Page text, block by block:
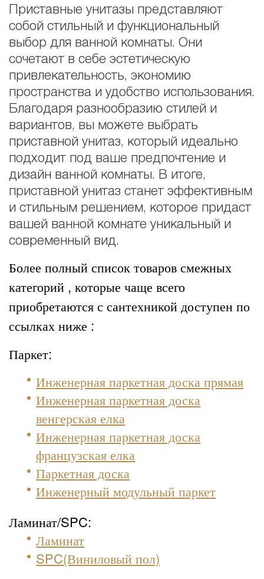
Приставные унитазы представляют
собой стильный и функциональный
выбор для ванной комнаты. Они
сочетают в себе эстетическую
привлекательность, экономию
пространства и удобство использования.
Благодаря разнообразию стилей и
вариантов, вы можете выбрать
приставной унитаз, который идеально
подходит под ваше предпочтение и
дизайн ванной комнаты. В итоге,
приставной унитаз станет эффективным
и стильным решением, которое придаст
вашей ванной комнате уникальный и
современный вид.
Более полный список товаров смежных
категорий , которые чаще всего
приобретаются с сантехникой доступен по
ссылках ниже :
Паркет:
Инженерная паркетная доска прямая
Инженерная паркетная доска
венгерская елка
Инженерная паркетная доска
французская елка
Паркетная доска
Инженерный модульный паркет
Ламинат/SPC:
Ламинат
SPC(Виниловый пол)